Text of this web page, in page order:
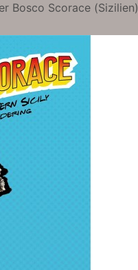
Bosco Scorace (Sizilien)